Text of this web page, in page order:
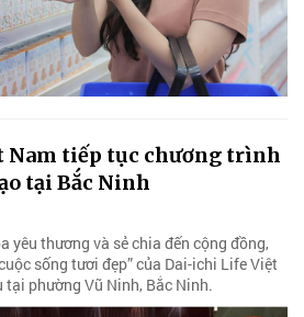
tiếp tục chương trình
tại Bắc Ninh
yêu thương và sẻ chia đến cộng đồng,
sống tươi đẹp” của Dai-ichi Life Việt
tại phường Vũ Ninh, Bắc Ninh.